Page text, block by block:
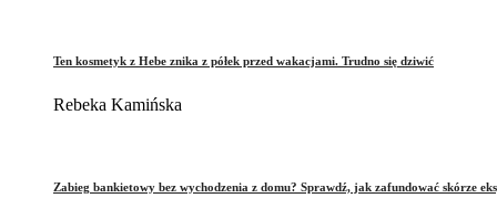
Ten kosmetyk z Hebe znika z półek przed wakacjami. Trudno się dziwić
Rebeka Kamińska
Zabieg bankietowy bez wychodzenia z domu? Sprawdź, jak zafundować skórze